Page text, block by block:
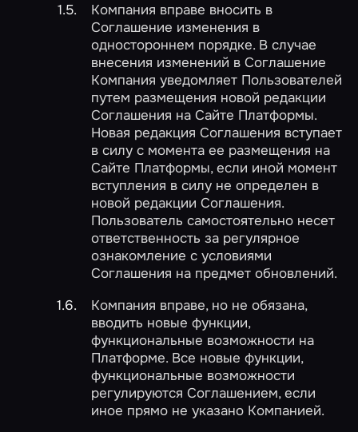
Компания вправе вносить в
Соглашение изменения в
одностороннем порядке. В случае
внесения изменений в Соглашение
Компания уведомляет Пользователей
путем размещения новой редакции
Соглашения на Сайте Платформы.
Новая редакция Соглашения вступает
в силу с момента ее размещения на
Сайте Платформы, если иной момент
вступления в силу не определен в
новой редакции Соглашения.
Пользователь самостоятельно несет
ответственность за регулярное
ознакомление с условиями
Соглашения на предмет обновлений.
Компания вправе, но не обязана,
вводить новые функции,
функциональные возможности на
Платформе. Все новые функции,
функциональные возможности
регулируются Соглашением, если
иное прямо не указано Компанией.